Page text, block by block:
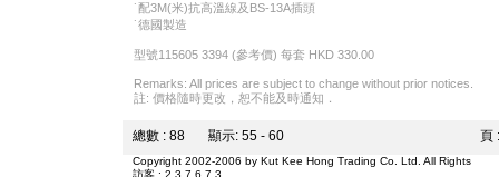
˙配3M(米)抗高溫線及BS-13A插頭
˙德國製造
型號115605 3394 (參考價) 每套 HKD 330.00
Remarks: All prices are subject to change without prior notices.
註: 價格隨時更改，恕不能及時通知．
總數 : 88 顯示: 55 - 60
Copyright 2002-2006 by Kut Kee Hong Trading Co. Ltd. All Rights
訪客 : 2 3 7 6 7 3